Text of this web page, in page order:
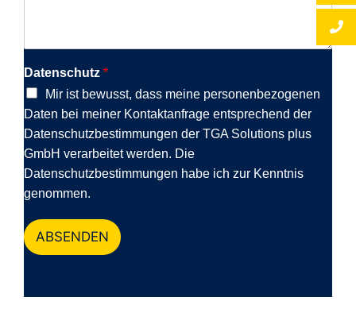
Datenschutz *
Mir ist bewusst, dass meine personenbezogenen
Daten bei meiner Kontaktanfrage entsprechend der
Datenschutzbestimmungen der TGA Solutions plus
GmbH verarbeitet werden. Die
Datenschutzbestimmungen habe ich zur Kenntnis
genommen.
ABSENDEN